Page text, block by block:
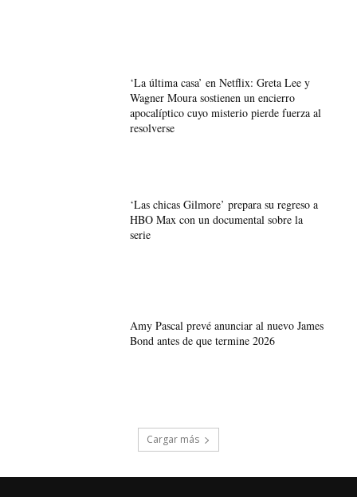
‘La última casa’ en Netflix: Greta Lee y
Wagner Moura sostienen un encierro
apocalíptico cuyo misterio pierde fuerza al
resolverse
‘Las chicas Gilmore’ prepara su regreso a
HBO Max con un documental sobre la
serie
Amy Pascal prevé anunciar al nuevo James
Bond antes de que termine 2026
Cargar más